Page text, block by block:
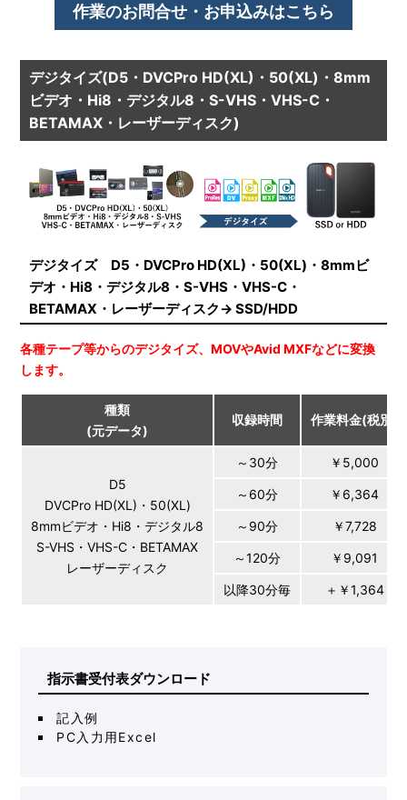
作業のお問合せ・お申込みはこちら
デジタイズ(D5・DVCPro HD(XL)・50(XL)・8mm
ビデオ・Hi8・デジタル8・S-VHS・VHS-C・
BETAMAX・レーザーディスク)
デジタイズ D5・DVCPro HD(XL)・50(XL)・8mmビ
デオ・Hi8・デジタル8・S-VHS・VHS-C・
BETAMAX・レーザーディスク→ SSD/HDD
各種テープ等からのデジタイズ、MOVやAvid MXFなどに変換
します。
種類
(元データ)
収録時間 作業料金(税別)
D5
DVCPro HD(XL)・50(XL)
8mmビデオ・Hi8・デジタル8
S-VHS・VHS-C・BETAMAX
レーザーディスク
～30分 ￥5,000
～60分 ￥6,364
～90分 ￥7,728
～120分 ￥9,091
以降30分毎 ＋￥1,364
指示書受付表ダウンロード
記入例
PC入力用Excel